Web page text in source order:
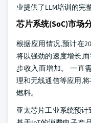
业提供了LLM培训的完
芯片系统(SoC)市场
根据应用情况,预计在
将以强劲的速度增长,
步收入而增加。 一直
理和无线通信等应用,
燃料。
亚太芯片工业系统预